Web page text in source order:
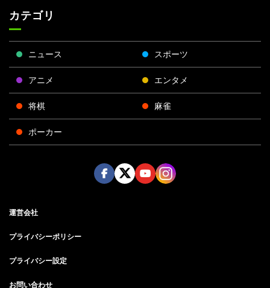
カテゴリ
ニュース スポーツ
アニメ エンタメ
将棋 麻雀
ポーカー
運営会社
プライバシーポリシー
プライバシー設定
お問い合わせ